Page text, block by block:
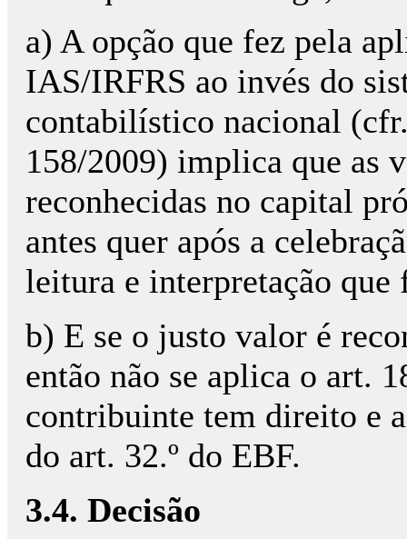
a) A opção que fez pela
IAS/IRFRS ao invés do
contabilístico nacional
158/2009) implica que as
reconhecidas no capital
antes quer após a
leitura e interpretação que
b) E se o justo valor é
então não se aplica o art.
contribuinte tem direito e
do art. 32.º do EBF.
3.4. Decisão